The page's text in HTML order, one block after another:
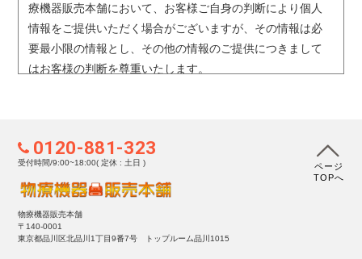
療機器販売本舗において、お客様ご自身の判断により個人
情報をご提供いただく場合がございますが、その情報は必
要最小限の情報とし、その他の情報のご提供につきまして
はお客様の判断を尊重いたします。
情報を取得する場合、利用目的を明示し、適正かつ公正な
手段によって行ないます。取得した個人情報は、以下の目
的の範囲内で利用いたします。
［利用目的］
ご相談・お問い合わせへの回答および関連するご連絡のた
0120-881-323
受付時間/9:00~18:00( 定休 : 土日 )
物療機器販売本舗
〒140-0001
東京都品川区北品川1丁目9番7号 トップルーム品川1015
ページ
TOPへ